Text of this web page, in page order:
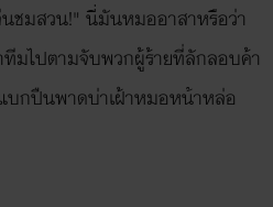
นชมสวน!" นี่มันหมออาสาหรือว่า
ทีมไปตามจับพวกผู้ร้ายที่ลักลอบค้า
บกปืนพาดบ่าเฝ้าหมอหน้าหล่อ